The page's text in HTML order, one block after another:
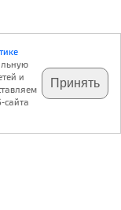
подпишитесь на наш
телеграм @archi_ru
✕
и
Принять